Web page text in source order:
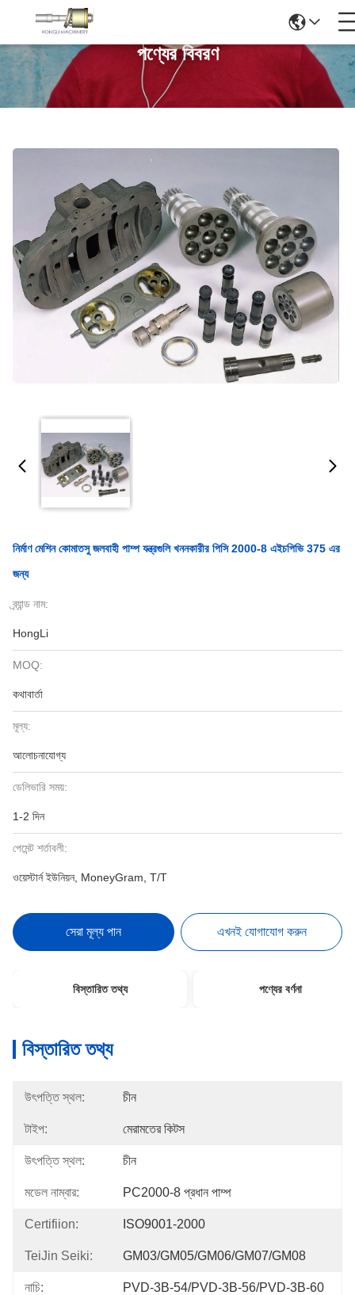
পণ্যের বিবরণ
নির্মাণ মেশিন কোমাতসু জলবাহী পাম্প যন্ত্রগুলি খননকারীর পিসি 2000-8 এইচপিভি 375 এর
জন্য
ব্র্যান্ড নাম:
HongLi
MOQ:
কথাবার্তা
মূল্য:
আলোচনাযোগ্য
ডেলিভারি সময়:
1-2 দিন
পেমেন্ট শর্তাবলী:
ওয়েস্টার্ন ইউনিয়ন, MoneyGram, T/T
সেরা মূল্য পান এখনই যোগাযোগ করুন
বিস্তারিত তথ্য পণ্যের বর্ণনা
বিস্তারিত তথ্য
উৎপত্তি স্থল: চীন
টাইপ: মেরামতের কিটস
উৎপত্তি স্থল: চীন
মডেল নাম্বার: PC2000-8 প্রধান পাম্প
Certifiion: ISO9001-2000
TeiJin Seiki: GM03/GM05/GM06/GM07/GM08
নাচি: PVD-3B-54/PVD-3B-56/PVD-3B-60